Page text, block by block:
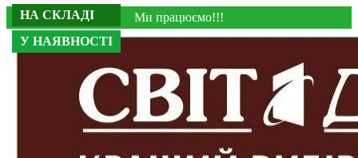
Ми працюємо!!!
У НАЯВНОСТІ
НА СКЛАДІ
У НАЯВНОСТІ
НА СКЛАДІ
У НАЯВНОСТІ
НА СКЛАДІ
У НАЯВНОСТІ